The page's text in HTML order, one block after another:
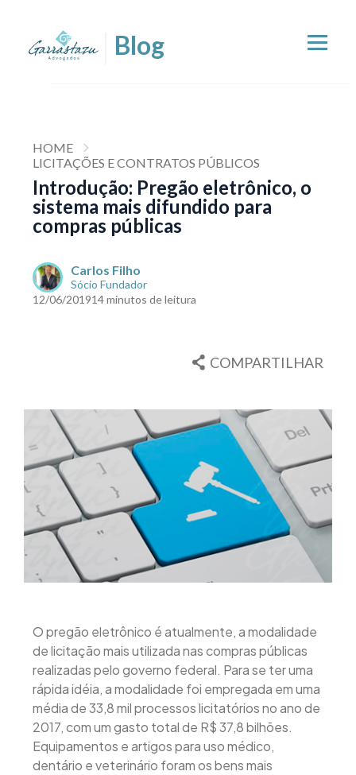
HOME
LICITAÇÕES E CONTRATOS PÚBLICOS
Introdução: Pregão eletrônico, o
sistema mais difundido para
compras públicas
Carlos Filho
Sócio Fundador
12/06/201914 minutos de leitura
COMPARTILHAR
O pregão eletrônico é atualmente, a modalidade
de licitação mais utilizada nas compras públicas
realizadas pelo governo federal. Para se ter uma
rápida idéia, a modalidade foi empregada em uma
média de 33,8 mil processos licitatórios no ano de
2017, com um gasto total de R$ 37,8 bilhões.
Equipamentos e artigos para uso médico,
dentário e veterinário foram os bens mais